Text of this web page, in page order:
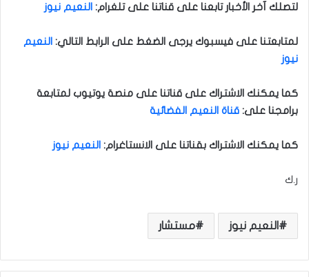
لتصلك آخر الأخبار تابعنا على قناتنا على تلغرام: النعيم نيوز
لمتابعتنا على فيسبوك يرجى الضغط على الرابط التالي: النعيم
نيوز
كما يمكنك الاشتراك على قناتنا على منصة يوتيوب لمتابعة
برامجنا على: قناة النعيم الفضائية
كما يمكنك الاشتراك بقناتنا على الانستاغرام: النعيم نيوز
ر.ك
النعيم نيوز مستشار